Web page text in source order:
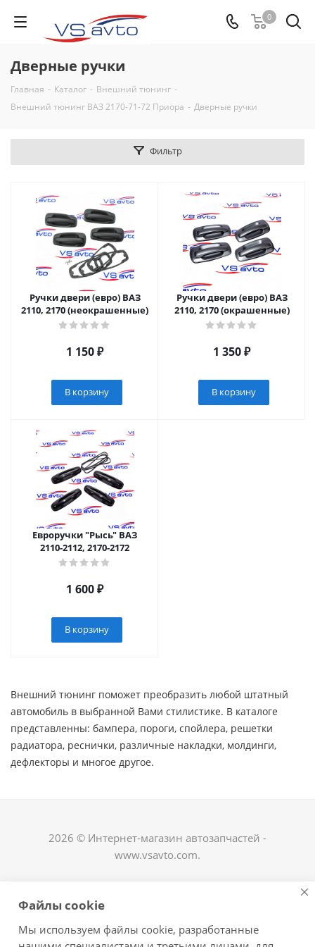
0
Дверные ручки
Главная - Каталог - Внешний тюнинг -
Внешний тюнинг ВАЗ 2170-71-72 Приора - Дверные ручки
Фильтр
Ручки двери (евро) ВАЗ
2110, 2170 (неокрашенные)
1 150₽
В корзину
Ручки двери (евро) ВАЗ
2110, 2170 (окрашенные)
1 350₽
В корзину
Евроручки "Рысь" ВАЗ
2110-2112, 2170-2172
1 600₽
В корзину
Внешний тюнинг поможет преобразить любой штатный
автомобиль в выбранной Вами стилистике. В каталоге
представленны: бампера, пороги, спойлера, решетки
радиатора, реснички, различные накладки, молдинги,
дефлекторы и многое другое. ​
2026 © Интернет-магазин автозапчастей -
www.vsavto.com.
+7 (8482) 622-122 avtovs@yandex.ru
Файлы cookie
Мы используем файлы cookie, разработанные